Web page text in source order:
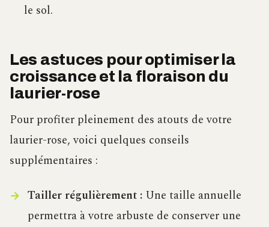
le sol.
Les astuces pour optimiser la
croissance et la floraison du
laurier-rose
Pour profiter pleinement des atouts de votre
laurier-rose, voici quelques conseils
supplémentaires :
Tailler régulièrement :Une taille annuelle
permettra à votre arbuste de conserver une